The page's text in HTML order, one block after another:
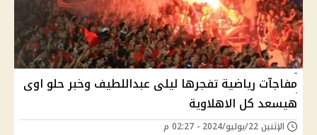
مفاجآت رياضية تفجرها ليلى عبداللطيف وخبر حلو اوى
هيسعد كل الاهلاوية
الإثنين 22/يوليو/2024 - 02:27 م